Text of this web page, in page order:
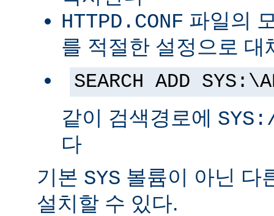
HTTPD.CONF 파일의
를 적절한 설정으로 대
SEARCH ADD
같이 검색경로에
다
기본 SYS 볼륨이 아닌 다
설치할 수 있다.